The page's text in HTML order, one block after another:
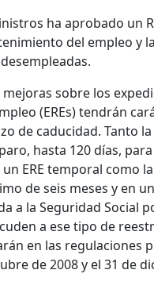
ha aprobado un
del empleo y
mejoras sobre los
(EREs) tendrán
de caducidad. Tanto
hasta 120 días,
ERE temporal como
de seis meses y en
a la Seguridad Social
a ese tipo de
en las regulaciones
de 2008 y el 31 de